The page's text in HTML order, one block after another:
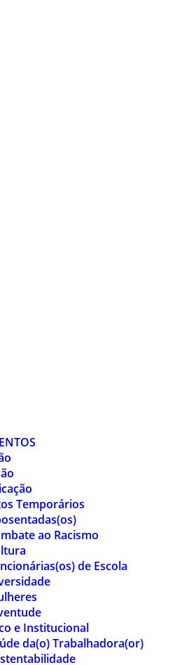
Temporários
ao Racismo
de Escola
e Institucional
da(o) Trabalhadora(or)